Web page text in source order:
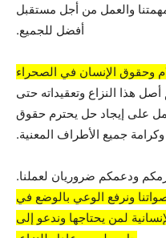
والعمل من أجل مستقبل
أفضل للجميع.
وحقوق الإنسان في الصحراء
هذا النزاع وتعقيداته حتى
على إيجاد حل يحترم حقوق
وكرامة جميع الأطراف المعنية.
ودعمكم ضروريان لعملنا.
ونرفع الوعي بالوضع في
لمن يحتاجها وندعو إلى